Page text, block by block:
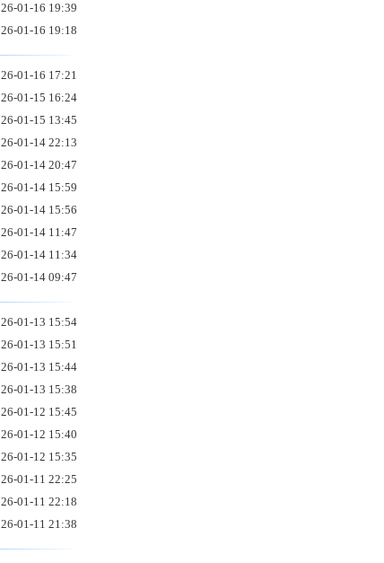
26-01-16 19:39
26-01-16 19:18
26-01-16 17:21
26-01-15 16:24
26-01-15 13:45
26-01-14 22:13
26-01-14 20:47
26-01-14 15:59
26-01-14 15:56
26-01-14 11:47
26-01-14 11:34
26-01-14 09:47
26-01-13 15:54
26-01-13 15:51
26-01-13 15:44
26-01-13 15:38
26-01-12 15:45
26-01-12 15:40
26-01-12 15:35
26-01-11 22:25
26-01-11 22:18
26-01-11 21:38